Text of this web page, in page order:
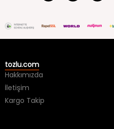
Hakkımızda
İletişim
Kargo Takip